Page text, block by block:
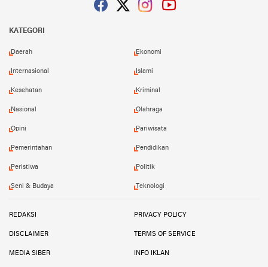
KATEGORI
Daerah Ekonomi
Internasional Islami
Kesehatan Kriminal
Nasional Olahraga
Opini Pariwisata
Pemerintahan Pendidikan
Peristiwa Politik
Seni & Budaya Teknologi
REDAKSI PRIVACY POLICY
DISCLAIMER TERMS OF SERVICE
MEDIA SIBER INFO IKLAN